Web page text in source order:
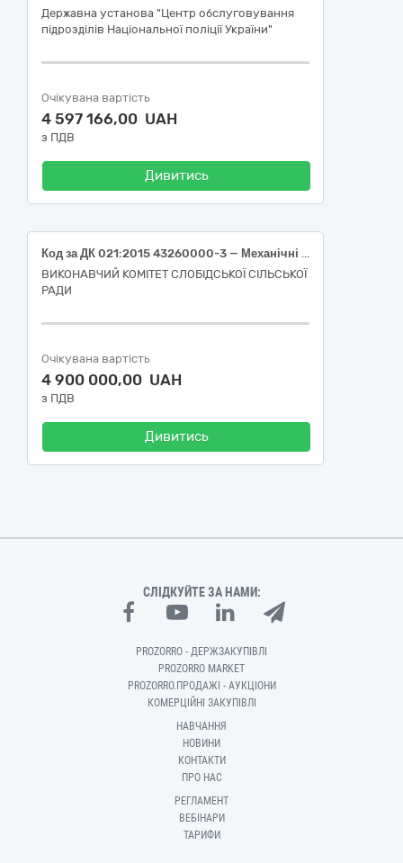
Державна установа "Центр обслуговування
підрозділів Національної поліції України"
Очікувана вартість
4 597 166,00 UAH
з ПДВ
Дивитись
Код за ДК 021:2015 43260000-3 — Механічні лопати, екскаватори та ковшові навантажувачі, гірнича техніка (Екскаватор-навантажувач JCB 3CX SITEMASTER або еквівалент)
ВИКОНАВЧИЙ КОМІТЕТ СЛОБІДСЬКОЇ СІЛЬСЬКОЇ
РАДИ
Очікувана вартість
4 900 000,00 UAH
з ПДВ
Дивитись
СЛІДКУЙТЕ ЗА НАМИ:
PROZORRO - ДЕРЖЗАКУПІВЛІ
PROZORRO MARKET
PROZORRO.ПРОДАЖІ - АУКЦІОНИ
КОМЕРЦІЙНІ ЗАКУПІВЛІ
НАВЧАННЯ
НОВИНИ
КОНТАКТИ
ПРО НАС
РЕГЛАМЕНТ
ВЕБІНАРИ
ТАРИФИ